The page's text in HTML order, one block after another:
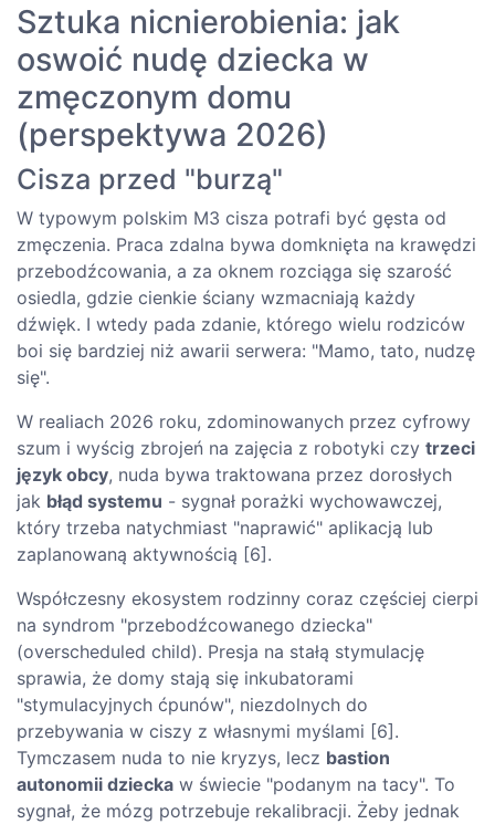
Sztuka nicnierobienia: jak
oswoić nudę dziecka w
zmęczonym domu
(perspektywa 2026)
Cisza przed "burzą"
W typowym polskim M3 cisza potrafi być gęsta od
zmęczenia. Praca zdalna bywa domknięta na krawędzi
przebodźcowania, a za oknem rozciąga się szarość
osiedla, gdzie cienkie ściany wzmacniają każdy
dźwięk. I wtedy pada zdanie, którego wielu rodziców
boi się bardziej niż awarii serwera: "Mamo, tato, nudzę
się".
W realiach 2026 roku, zdominowanych przez cyfrowy
szum i wyścig zbrojeń na zajęcia z robotyki czy trzeci
język obcy, nuda bywa traktowana przez dorosłych
jak błąd systemu - sygnał porażki wychowawczej,
który trzeba natychmiast "naprawić" aplikacją lub
zaplanowaną aktywnością [6].
Współczesny ekosystem rodzinny coraz częściej cierpi
na syndrom "przebodźcowanego dziecka"
(overscheduled child). Presja na stałą stymulację
sprawia, że domy stają się inkubatorami
"stymulacyjnych ćpunów", niezdolnych do
przebywania w ciszy z własnymi myślami [6].
Tymczasem nuda to nie kryzys, lecz bastion
autonomii dziecka w świecie "podanym na tacy". To
sygnał, że mózg potrzebuje rekalibracji. Żeby jednak